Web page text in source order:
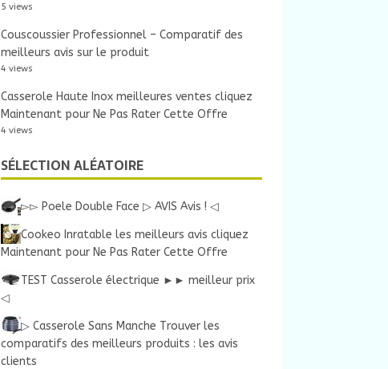
5 views
Couscoussier Professionnel – Comparatif des
meilleurs avis sur le produit
4 views
Casserole Haute Inox meilleures ventes cliquez
Maintenant pour Ne Pas Rater Cette Offre
4 views
SÉLECTION ALÉATOIRE
▻▻ Poele Double Face ▷ AVIS Avis ! ◁
Cookeo Inratable les meilleurs avis cliquez
Maintenant pour Ne Pas Rater Cette Offre
TEST Casserole électrique ►► meilleur prix
◁
▷ Casserole Sans Manche Trouver les
comparatifs des meilleurs produits : les avis
clients